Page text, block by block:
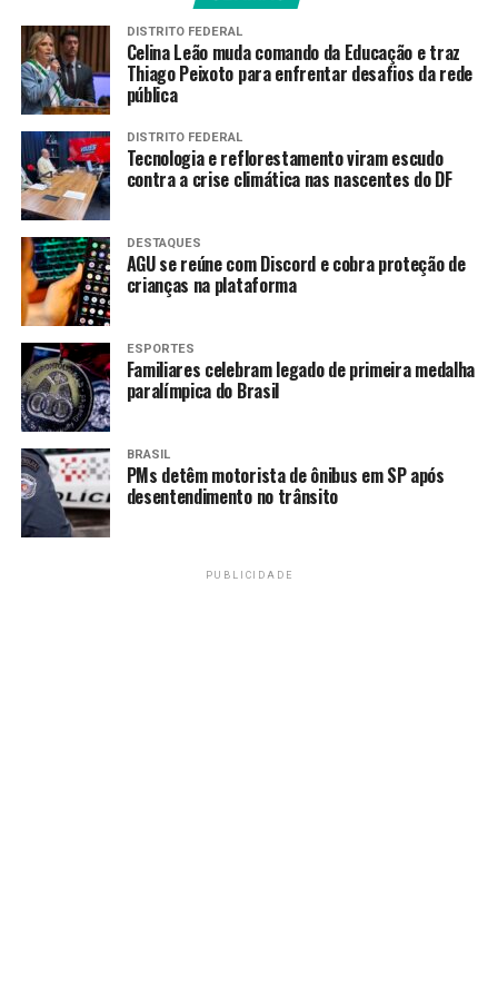
O jovem militar tem se destacado como símbolo
dessa transformação no Sahel da África Ocidental,
chamando a atenção do continente e do mundo,
assim como atraindo a hostilidade de potências
ocidentais, em especial dos Estados Unidos e da França.
O imperialismo é o conceito usado quando “um país
central se vale de seu maior poderio econômico, político
e militar para subordinar países periféricos de acordo
com seus próprios interesses”, explicou o sociólogo
Raphael Seabra, professor da Universidade de Brasília
(UnB).
A expulsão das tropas francesas de Burkina Faso, a
nacionalização de minas, a criação de bancos públicos,
acordos com Rússia e China, medidas para se desvincular
da moeda francesa, o franco CFA, projetos de
industrialização e a proibição de exportação de
alimentos foram algumas das ações tomadas pelo novo
DISTRITO FEDERAL
Celina Leão muda comando da Educação e traz
Thiago Peixoto para enfrentar desafios da rede
pública
DISTRITO FEDERAL
Tecnologia e reflorestamento viram escudo
contra a crise climática nas nascentes do DF
DESTAQUES
AGU se reúne com Discord e cobra proteção de
crianças na plataforma
ESPORTES
Familiares celebram legado de primeira medalha
paralímpica do Brasil
BRASIL
PMs detêm motorista de ônibus em SP após
desentendimento no trânsito
PUBLICIDADE